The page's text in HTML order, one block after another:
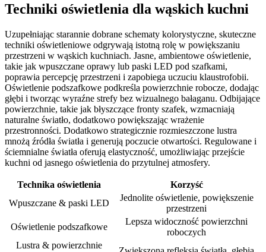
Techniki oświetlenia dla wąskich kuchni
Uzupełniając starannie dobrane schematy kolorystyczne, skuteczne
techniki oświetleniowe odgrywają istotną rolę w powiększaniu
przestrzeni w wąskich kuchniach. Jasne, ambientowe oświetlenie,
takie jak wpuszczane oprawy lub paski LED pod szafkami,
poprawia percepcję przestrzeni i zapobiega uczuciu klaustrofobii.
Oświetlenie podszafkowe podkreśla powierzchnie robocze, dodając
głębi i tworząc wyraźne strefy bez wizualnego bałaganu. Odbijające
powierzchnie, takie jak błyszczące fronty szafek, wzmacniają
naturalne światło, dodatkowo powiększając wrażenie
przestronności. Dodatkowo strategicznie rozmieszczone lustra
mnożą źródła światła i generują poczucie otwartości. Regulowane i
ściemnialne światła oferują elastyczność, umożliwiając przejście
kuchni od jasnego oświetlenia do przytulnej atmosfery.
Technika oświetlenia
Korzyść
Wpuszczane & paski LED
Jednolite oświetlenie, powiększenie
przestrzeni
Oświetlenie podszafkowe
Lepsza widoczność powierzchni
roboczych
Lustra & powierzchnie